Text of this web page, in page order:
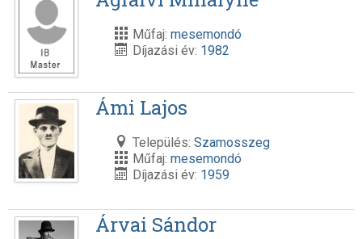
Műfaj: mesemondó
Díjazási év: 1982
Ámi Lajos
Település: Szamosszeg
Műfaj: mesemondó
Díjazási év: 1959
Árvai Sándor